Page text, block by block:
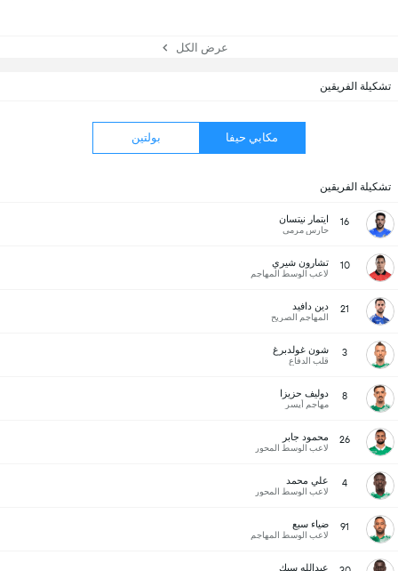
تشكيلة الفريقين
مكابي حيفا بولتين
تشكيلة الفريقين
16 ايتمار نيتسان
حارس مرمى
10 تشارون شيري
لاعب الوسط المهاجم
21 دين دافيد
المهاجم الصريح
3 شون غولدبرغ
قلب الدفاع
8 دوليف حزيزا
مهاجم أيسر
26 محمود جابر
لاعب الوسط المحور
4 علي محمد
لاعب الوسط المحور
91 ضياء سبع
لاعب الوسط المهاجم
عبدالله سيك
عرض الكل